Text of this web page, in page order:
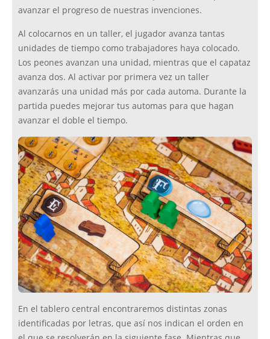
avanzar el progreso de nuestras invenciones.
Al colocarnos en un taller, el jugador avanza tantas
unidades de tiempo como trabajadores haya colocado.
Los peones avanzan una unidad, mientras que el capataz
avanza dos. Al activar por primera vez un taller
avanzarás una unidad más por cada automa. Durante la
partida puedes mejorar tus automas para que hagan
avanzar el doble el tiempo.
En el tablero central encontraremos distintas zonas
identificadas por letras, que así nos indican el orden en